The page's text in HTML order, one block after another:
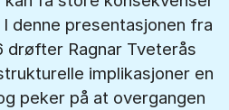
denne presentasjonen fra
drøfter Ragnar Tveterås
implikasjoner en
peker på at overgangen